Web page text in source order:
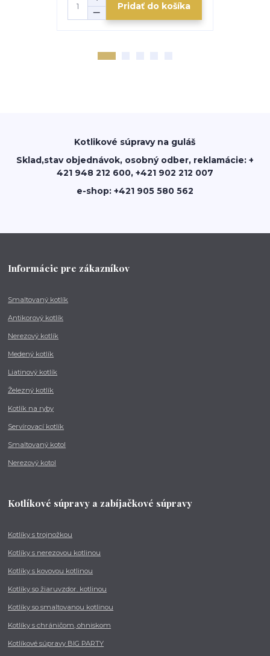
Pridať do košíka
Kotlikové súpravy na guláš
Sklad,stav objednávok, osobný odber, reklamácie: +
421 948 212 600, +421 902 212 007
e-shop: +421 905 580 562
Informácie pre zákazníkov
Smaltovaný kotlík
Antikorový kotlík
Nerezový kotlík
Medený kotlík
Liatinový kotlík
Železný kotlík
Kotlík na ryby
Servírovací kotlík
Smaltovaný kotol
Nerezový kotol
Kotlíkové súpravy a zabíjačkové súpravy
Kotlíky s trojnožkou
Kotlíky s nerezovou kotlinou
Kotlíky s kovovou kotlinou
Kotlíky so žiaruvzdor. kotlinou
Kotlíky so smaltovanou kotlinou
Kotlíky s chráničom, ohniskom
Kotlíkové súpravy BIG PARTY